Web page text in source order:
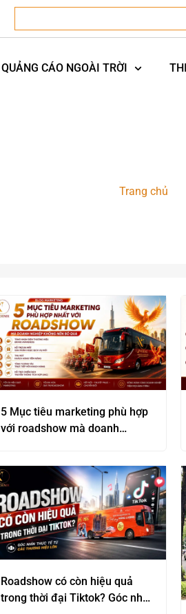
QUẢNG CÁO NGOÀI TRỜI
Trang chủ
5 Mục tiêu marketing phù hợp
với roadshow mà doanh
Roadshow có còn hiệu quả
trong thời đại Tiktok? Góc nhìn